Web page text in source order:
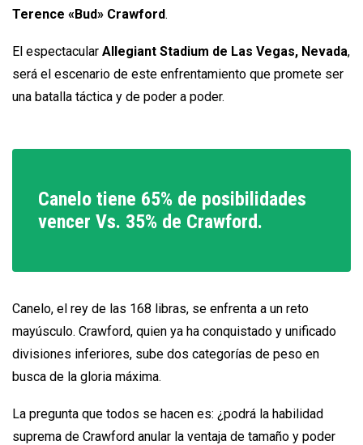
Terence «Bud» Crawford.
El espectacular Allegiant Stadium de Las Vegas, Nevada,
será el escenario de este enfrentamiento que promete ser
una batalla táctica y de poder a poder.
Canelo tiene 65% de posibilidades
vencer Vs. 35% de Crawford.
Canelo, el rey de las 168 libras, se enfrenta a un reto
mayúsculo. Crawford, quien ya ha conquistado y unificado
divisiones inferiores, sube dos categorías de peso en
busca de la gloria máxima.
La pregunta que todos se hacen es: ¿podrá la habilidad
suprema de Crawford anular la ventaja de tamaño y poder